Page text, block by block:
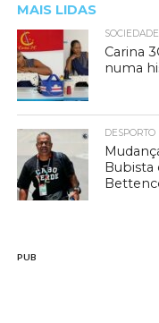
MAIS LIDAS
SOCIEDADE
Carina
numa
DESPORTO
Bubista
PUB